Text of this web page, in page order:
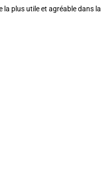
plus utile et agréable dans